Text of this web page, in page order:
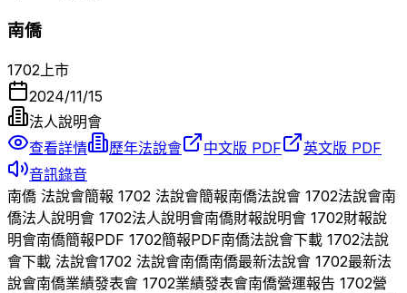
南僑
1702 上市
2024/11/15
法人說明會
查看詳情
歷年法說會 中文版 PDF
英文版 PDF
音訊錄音
南僑 法說會簡報 1702 法說會簡報南僑法說會 1702法說會南
僑法人說明會 1702法人說明會南僑財報說明會 1702財報說
明會南僑簡報PDF 1702簡報PDF南僑法說會下載 1702法說
會下載 法說會1702 法說會南僑南僑最新法說會 1702最新法
說會南僑業績發表會 1702業績發表會南僑營運報告 1702營